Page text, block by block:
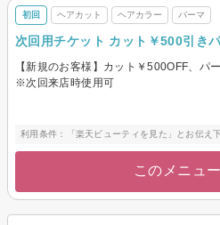
初回 ヘアカット ヘアカラー パーマ
次回用チケット カット￥500引き
【新規のお客様】カット￥500OFF、パ
※次回来店時使用可
利用条件：「楽天ビューティを見た」とお伝え
このメニュ